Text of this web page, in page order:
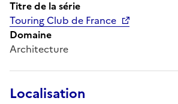
Titre de la série
Touring Club de France
Domaine
Architecture
Localisation